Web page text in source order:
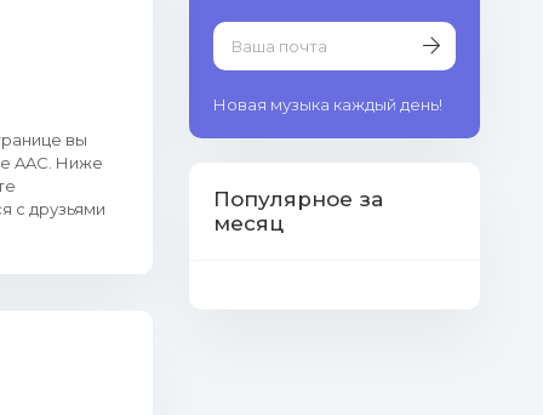
вы
AAC. Ниже
с друзьями
Новая музыка каждый день!
Популярное за
месяц